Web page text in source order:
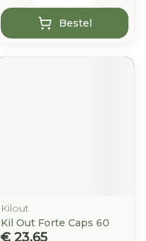
Bestel
Kilout
Kil Out Forte Caps 60
€ 23,65